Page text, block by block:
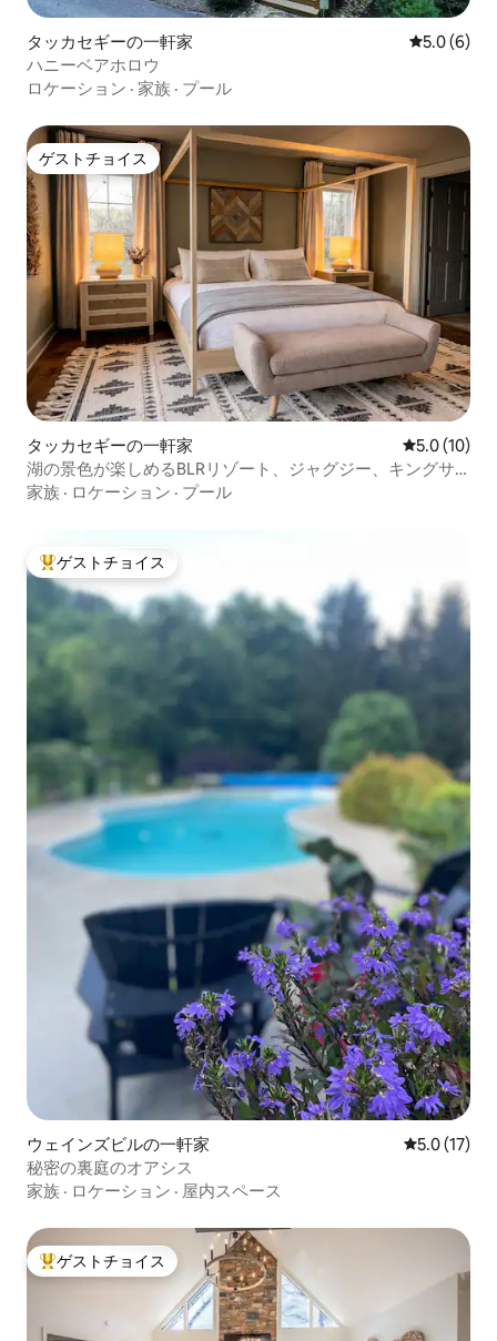
タッカセギーの一軒家 レビュー6
5.0 (6)
ハニーベアホロウ
ロケーション · 家族 · プール
ゲストチョイス
ゲストチョイス
タッカセギーの一軒家 レビュー10
5.0 (10)
湖の景色が楽しめるBLRリゾート、ジャグジー、キングサ
イズベッド、EV
家族 · ロケーション · プール
大好評のゲストチョイスです。
ゲストチョイス
ウェインズビルの一軒家 レビュー17
5.0 (17)
秘密の裏庭のオアシス
家族 · ロケーション · 屋内スペース
大好評のゲストチョイスです。
ゲストチョイス